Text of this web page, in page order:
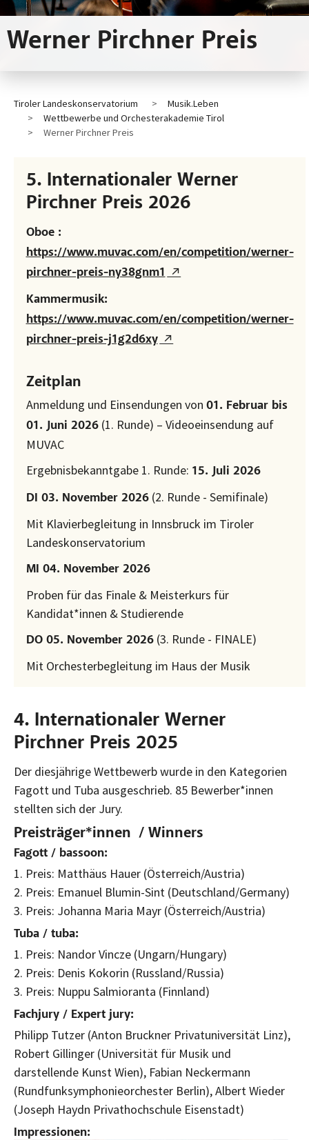
Werner Pirchner Preis
Tiroler Landeskonservatorium
Musik.Leben
Wettbewerbe und Orchesterakademie Tirol
Werner Pirchner Preis
5. Internationaler Werner
Pirchner Preis 2026
Oboe :
https://www.muvac.com/en/competition/werner-
pirchner-preis-ny38gnm1
Kammermusik:
https://www.muvac.com/en/competition/werner-
pirchner-preis-j1g2d6xy
Zeitplan
Anmeldung und Einsendungen von 01. Februar bis
01. Juni 2026(1. Runde) – Videoeinsendung auf
MUVAC
Ergebnisbekanntgabe 1. Runde: 15. Juli 2026
DI 03. November 2026(2. Runde - Semifinale)
Mit Klavierbegleitung in Innsbruck im Tiroler
Landeskonservatorium
MI 04. November 2026
Proben für das Finale & Meisterkurs für
Kandidat*innen & Studierende
DO 05. November 2026(3. Runde - FINALE)
Mit Orchesterbegleitung im Haus der Musik
4. Internationaler Werner
Pirchner Preis 2025
Der diesjährige Wettbewerb wurde in den Kategorien
Fagott und Tuba ausgeschrieb. 85 Bewerber*innen
stellten sich der Jury.
Preisträger*innen / Winners
Fagott / bassoon:
1. Preis: Matthäus Hauer (Österreich/Austria)
2. Preis: Emanuel Blumin-Sint (Deutschland/Germany)
3. Preis: Johanna Maria Mayr (Österreich/Austria)
Tuba / tuba:
1. Preis: Nandor Vincze (Ungarn/Hungary)
2. Preis: Denis Kokorin (Russland/Russia)
3. Preis: Nuppu Salmioranta (Finnland)
Fachjury / Expert jury:
Philipp Tutzer (Anton Bruckner Privatuniversität Linz),
Robert Gillinger (Universität für Musik und
darstellende Kunst Wien), Fabian Neckermann
(Rundfunksymphonieorchester Berlin), Albert Wieder
(Joseph Haydn Privathochschule Eisenstadt)
Impressionen: